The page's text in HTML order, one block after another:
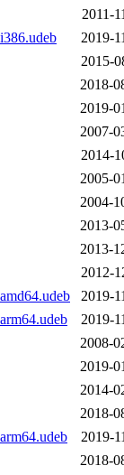
2011-
2019-
2015-
2018-
2019-
2007-
2014-
2005-
2004-
2013-
2013-
2012-
2019-
2019-
2008-
2019-
2014-
2018-
2019-
2018-